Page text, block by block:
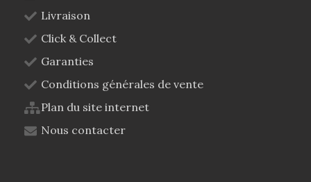
Livraison
Click & Collect
Garanties
Conditions générales de vente
Plan du site internet
Nous contacter